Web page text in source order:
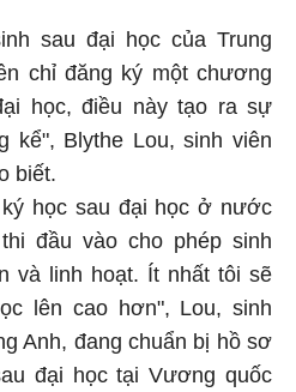
sau đại học của Trung
chỉ đăng ký một chương
học, điều này tạo ra sự
kể", Blythe Lou, sinh viên
biết.
học sau đại học ở nước
đầu vào cho phép sinh
và linh hoạt. Ít nhất tôi sẽ
lên cao hơn", Lou, sinh
Anh, đang chuẩn bị hồ sơ
đại học tại Vương quốc